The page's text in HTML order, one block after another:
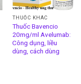
THUỐC KHÁC
Thuốc Bavencio
20mg/ml Avelumab:
Công dụng, liều
dùng, cách dùng